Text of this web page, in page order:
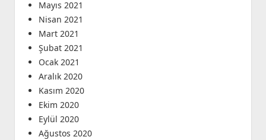
Mayıs 2021
Nisan 2021
Mart 2021
Şubat 2021
Ocak 2021
Aralık 2020
Kasım 2020
Ekim 2020
Eylül 2020
Ağustos 2020